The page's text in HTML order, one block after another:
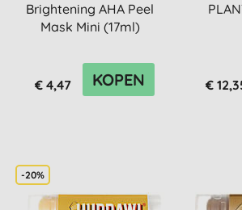
Brightening AHA Peel
Mask Mini (17ml)
€ 4,47 KOPEN €
-20%